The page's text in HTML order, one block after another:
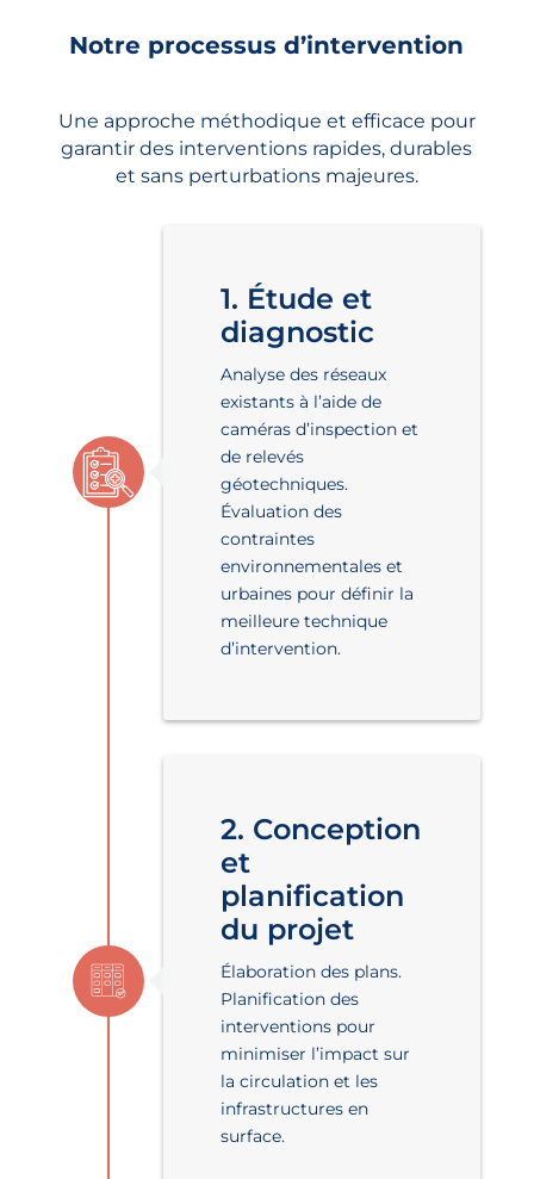
Notre processus d’intervention
Une approche méthodique et efficace pour
garantir des interventions rapides, durables
et sans perturbations majeures.
1. Étude et
diagnostic
Analyse des réseaux
existants à l’aide de
caméras d’inspection et
de relevés
géotechniques.
Évaluation des
contraintes
environnementales et
urbaines pour définir la
meilleure technique
d’intervention.
2. Conception
et
planification
du projet
Élaboration des plans.
Planification des
interventions pour
minimiser l’impact sur
la circulation et les
infrastructures en
surface.